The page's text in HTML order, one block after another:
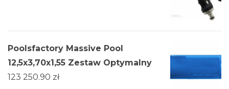
Poolsfactory Massive Pool
12,5x3,70x1,55 Zestaw Optymalny
123 250.90 zł